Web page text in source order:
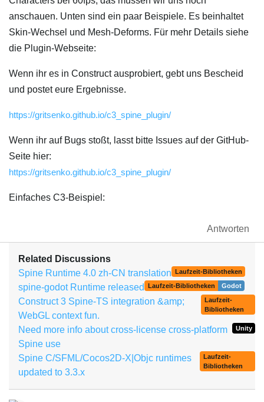
anschauen. Unten sind ein paar Beispiele. Es beinhaltet
Skin-Wechsel und Mesh-Deforms. Für mehr Details siehe
die Plugin-Webseite:
Wenn ihr es in Construct ausprobiert, gebt uns Bescheid
und postet eure Ergebnisse.
https://gritsenko.github.io/c3_spine_plugin/
Wenn ihr auf Bugs stoßt, lasst bitte Issues auf der GitHub-
Seite hier:
https://gritsenko.github.io/c3_spine_plugin/
Einfaches C3-Beispiel:
Antworten
Related Discussions
Spine Runtime 4.0 zh-CN translation Laufzeit-Bibliotheken
spine-godot Runtime released Laufzeit-Bibliotheken Godot
Construct 3 Spine-TS integration &amp;
WebGL context fun.
Laufzeit-
Bibliotheken
Need more info about cross-license cross-platform
Spine use
Unity
Spine C/SFML/Cocos2D-X|Objc runtimes
updated to 3.3.x
Laufzeit-
Bibliotheken